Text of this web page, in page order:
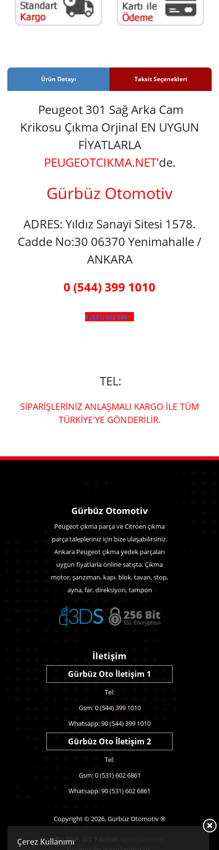
Ürün Detayı Taksit Seçenekleri
Peugeot 301 Sağ Arka Cam
Krikosu Çıkma Orjinal EN UYGUN
FİYATLARLA
PEUGEOTCIKMA.NET'de.
Gürbüz Otomotiv
ADRES: Yıldız Sanayi Sitesi 1578.
Cadde No:30 06370 Yenimahalle /
ANKARA
0 (544) 399 1010
0 (531) 602 6861
TEL:
SİPARİŞLERİNİZ ANLAŞMALI KARGO İLE TÜM
TÜRKİYE'YE GÖNDERİLİR.
Çerez Kullanımı
Gürbüz Otomotiv
Peugeot çıkma parça ve Citroen çıkma
parça talepleriniz için bize ulaşabilirsiniz.
Ankara Peugeot çıkma yedek parçaları
uygun fiyatlarla online satışta. Çıkma
motor, şanzıman, kapı. blok, tavan, stop,
ayna, far, direksiyon, tampon
İletişim
Gürbüz Oto İletişim 1
Tel:
Gsm: 0 (544) 399 1010
Whatsapp: 90 (544) 399 1010
Gürbüz Oto İletişim 2
Tel:
Gsm: 0 (531) 602 6861
Whatsapp: 90 (531) 602 6861
Copyright © 2026, Gürbüz Otomotiv ®
Bu Site,